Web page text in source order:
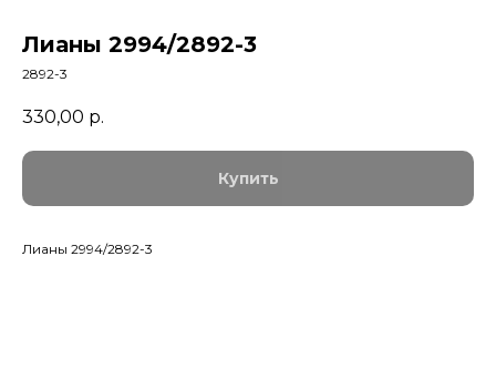
Лианы 2994/2892-3
2892-3
330,00 р.
Купить
Лианы 2994/2892-3